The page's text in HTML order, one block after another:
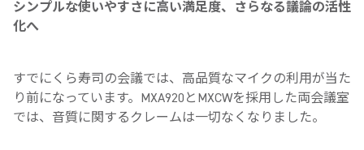
シンプルな使いやすさに高い満足度、さらなる議論の活性
化へ
すでにくら寿司の会議では、高品質なマイクの利用が当た
り前になっています。MXA920とMXCWを採用した両会議室
では、音質に関するクレームは一切なくなりました。